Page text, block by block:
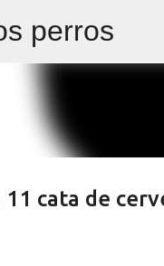
perros
11 cata de